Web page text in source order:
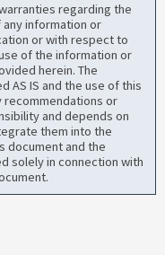
regarding the
information or
or with respect to
of the information or
herein. The
AS IS and the use of this
recommendations or
and depends on
them into the
document and the
solely in connection with